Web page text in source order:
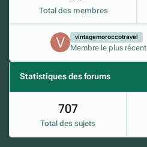
Total des membres
vintagemoroccotravel
Membre le plus récent
Statistiques des forums
Total des sujets
707